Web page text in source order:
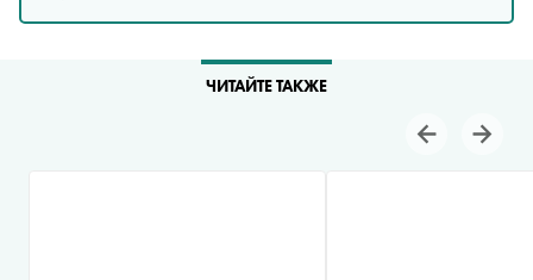
ЧИТАЙТЕ ТАКЖЕ